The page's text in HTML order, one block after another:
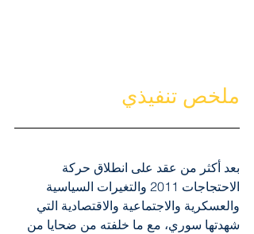
ملخص تنفيذي
بعد أكثر من عقد على انطلاق حركة
الاحتجاجات 2011 والتغيرات السياسية
والعسكرية والاجتماعية والاقتصادية التي
شهدتها سوري، مع ما خلفته من ضحايا من